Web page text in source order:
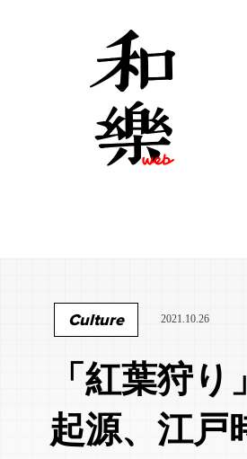
Culture 2021.10.26
「紅葉狩
起源、江戸